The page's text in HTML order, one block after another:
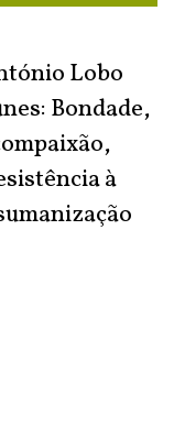
Lobo
Bondade,
à